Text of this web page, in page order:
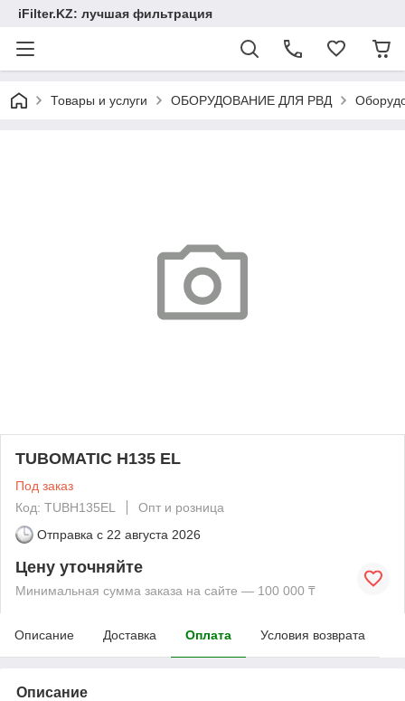
iFilter.KZ: лучшая фильтрация
Товары и услуги ОБОРУДОВАНИЕ ДЛЯ РВД
TUBOMATIC H135 EL
Под заказ
Код: TUBH135EL
Опт и розница
Отправка с 22 августа 2026
Цену уточняйте
Минимальная сумма заказа на сайте — 100 000 ₸
Описание Доставка Оплата Условия возврата
Описание